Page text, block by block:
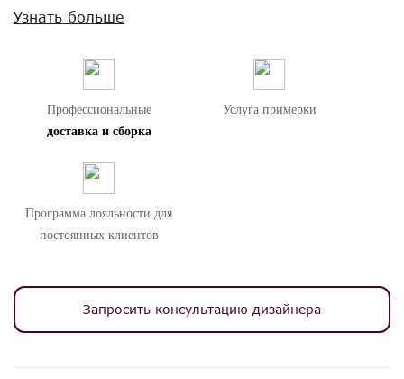
Узнать больше
Профессиональные
доставка и сборка
Услуга примерки
Программа лояльности для
постоянных клиентов
Запросить консультацию дизайнера